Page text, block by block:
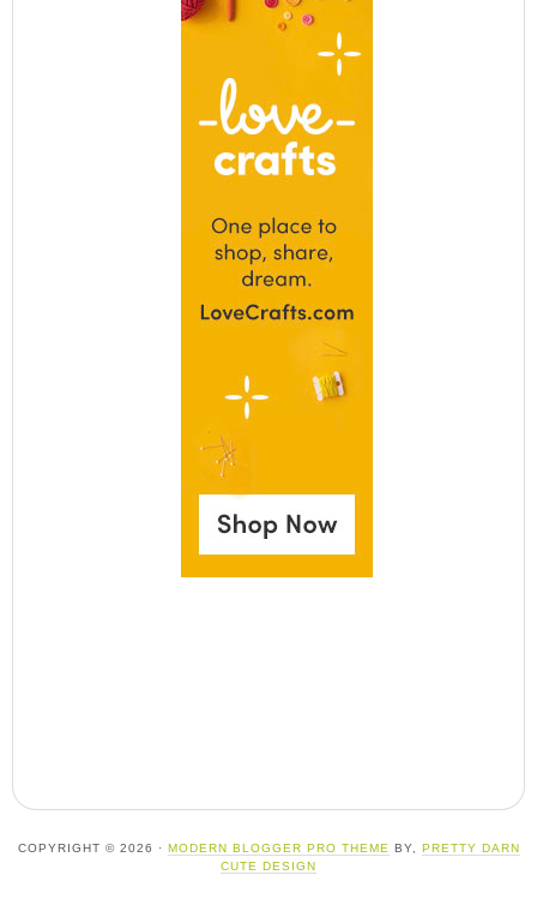
COPYRIGHT © 2026 · MODERN BLOGGER PRO THEME BY, PRETTY DARN
CUTE DESIGN